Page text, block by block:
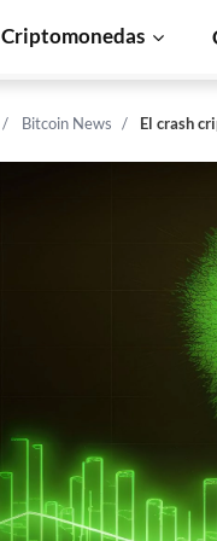
Criptomonedas
Bitcoin News El crash